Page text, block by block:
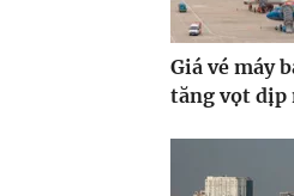
Giá vé máy
tăng vọt dịp